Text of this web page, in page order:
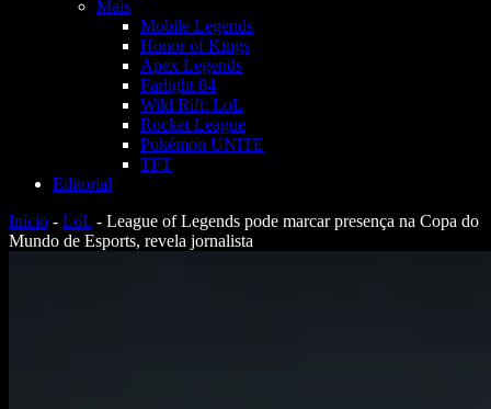
Mais
Mobile Legends
Honor of Kings
Apex Legends
Farlight 84
Wild Rift: LoL
Rocket League
Pokémon UNITE
TFT
Editorial
Início - LoL - League of Legends pode marcar presença na Copa do
Mundo de Esports, revela jornalista